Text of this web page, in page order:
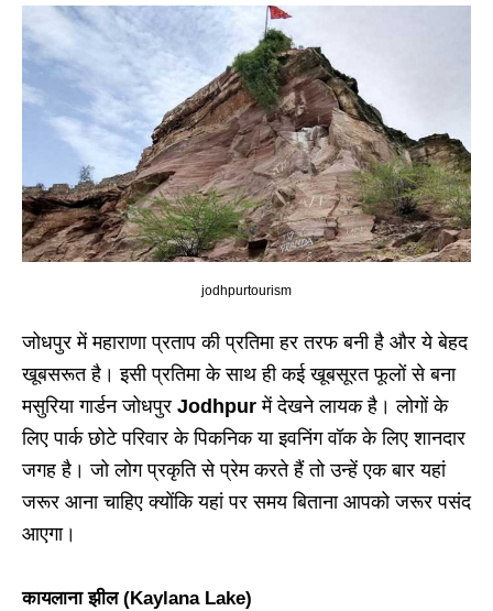
jodhpurtourism
जोधपुर में महाराणा प्रताप की प्रतिमा हर तरफ बनी है और ये बेहद
खूबसरूत है। इसी प्रतिमा के साथ ही कई खूबसूरत फूलों से बना
मसुरिया गार्डन जोधपुर Jodhpur में देखने लायक है। लोगों के
लिए पार्क छोटे परिवार के पिकनिक या इवनिंग वॉक के लिए शानदार
जगह है। जो लोग प्रकृति से प्रेम करते हैं तो उन्हें एक बार यहां
जरूर आना चाहिए क्योंकि यहां पर समय बिताना आपको जरूर पसंद
आएगा।
कायलाना झील (Kaylana Lake)